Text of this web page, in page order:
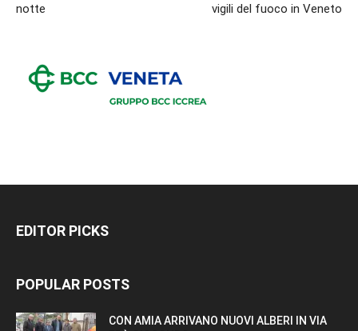
notte
vigili del fuoco in Veneto
EDITOR PICKS
POPULAR POSTS
CON AMIA ARRIVANO NUOVI ALBERI IN VIA